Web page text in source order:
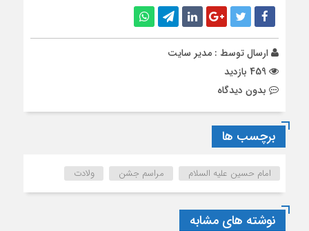
ارسال توسط : مدیر سایت
بدون دیدگاه
برچسب ها
امام حسین علیه السلام مراسم جشن ولادت
نوشته های مشابه